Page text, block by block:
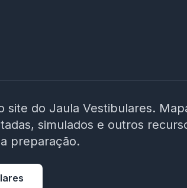
site do Jaula Vestibulares.
simulados e outros
preparação.